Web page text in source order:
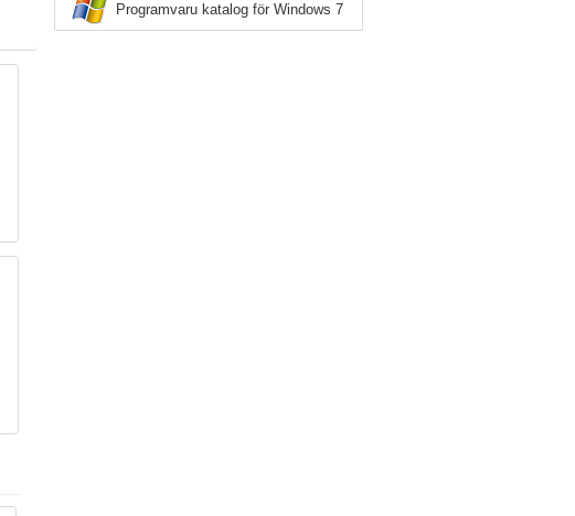
Programvaru katalog för Windows 7